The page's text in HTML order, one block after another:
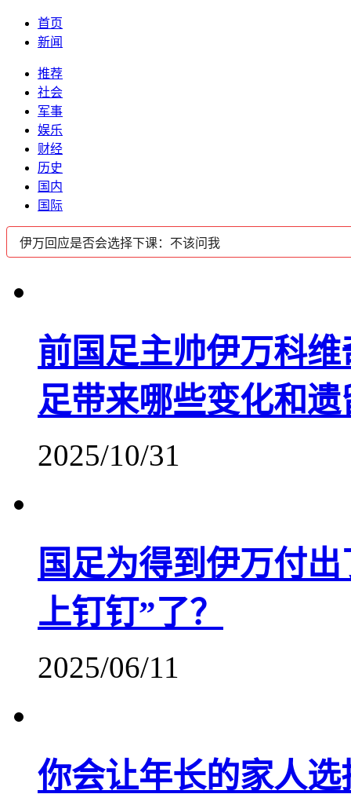
首页
新闻
推荐
社会
军事
娱乐
财经
历史
国内
国际
前国足主帅伊万科
足带来哪些变化和
2025/10/31
国足为得到伊万付
上钉钉”了？
2025/06/11
你会让年长的家人